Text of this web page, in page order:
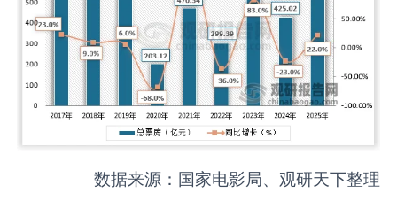
数据来源：国家电影局、观研天下整理